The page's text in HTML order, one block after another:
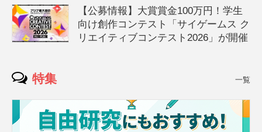
【公募情報】大賞賞金100万円！学生
向け創作コンテスト「サイゲームス ク
リエイティブコンテスト2026」が開催
特集 一覧